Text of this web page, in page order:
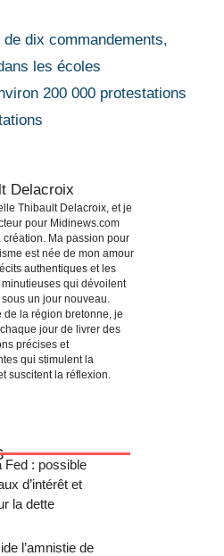
dix commandements,
les écoles
200 000 protestations
Delacroix
Thibault Delacroix, et je
pour Midinews.com
création. Ma passion pour
est née de mon amour
authentiques et les
qui dévoilent
un jour nouveau.
de la région bretonne, je
jour de livrer des
précises et
qui stimulent la
suscitent la réflexion.
Fed : possible
d’intérêt et
la dette
l’amnistie de